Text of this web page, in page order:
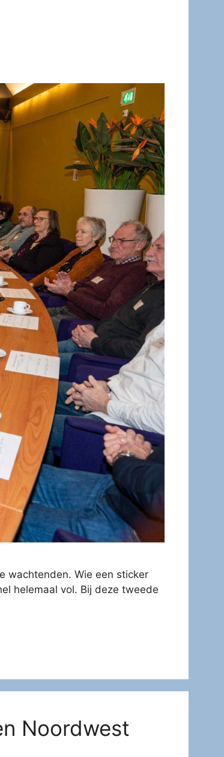
wachtenden. Wie een sticker
helemaal vol. Bij deze tweede
Noordwest